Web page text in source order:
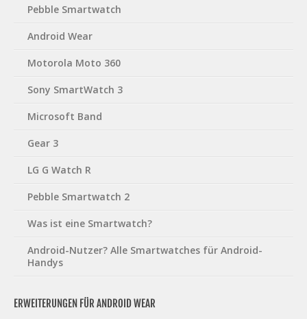
Pebble Smartwatch
Android Wear
Motorola Moto 360
Sony SmartWatch 3
Microsoft Band
Gear 3
LG G Watch R
Pebble Smartwatch 2
Was ist eine Smartwatch?
Android-Nutzer? Alle Smartwatches für Android-
Handys
ERWEITERUNGEN FÜR ANDROID WEAR